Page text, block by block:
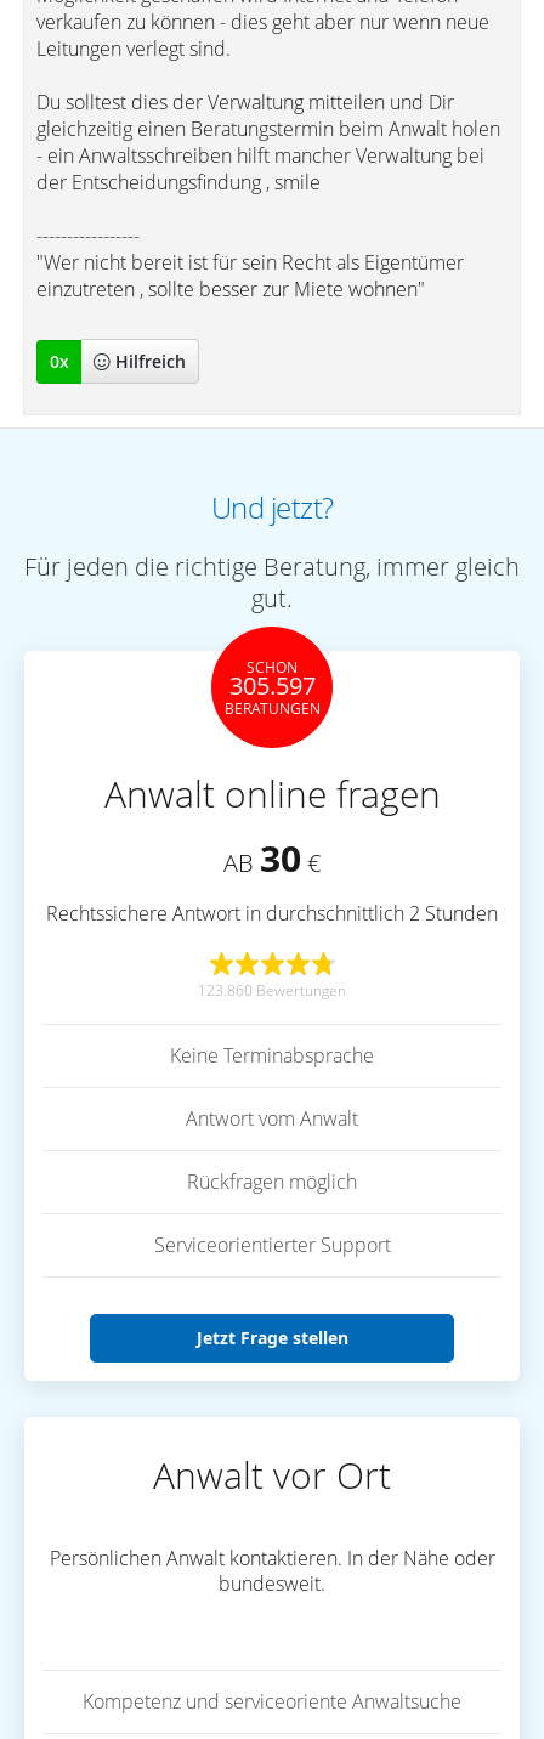
verkaufen zu können - dies geht aber nur wenn neue
Leitungen verlegt sind.
Du solltest dies der Verwaltung mitteilen und Dir
gleichzeitig einen Beratungstermin beim Anwalt holen
- ein Anwaltsschreiben hilft mancher Verwaltung bei
der Entscheidungsfindung , smile
-----------------
"Wer nicht bereit ist für sein Recht als Eigentümer
einzutreten , sollte besser zur Miete wohnen"
0x Hilfreich
Und jetzt?
Für jeden die richtige Beratung, immer gleich
gut.
SCHON
305.597
BERATUNGEN
Anwalt online fragen
AB 30 €
Rechtssichere Antwort in durchschnittlich 2 Stunden
123.860 Bewertungen
Keine Terminabsprache
Antwort vom Anwalt
Rückfragen möglich
Serviceorientierter Support
Jetzt Frage stellen
Anwalt vor Ort
Persönlichen Anwalt kontaktieren. In der Nähe oder
bundesweit.
Kompetenz und serviceoriente Anwaltsuche